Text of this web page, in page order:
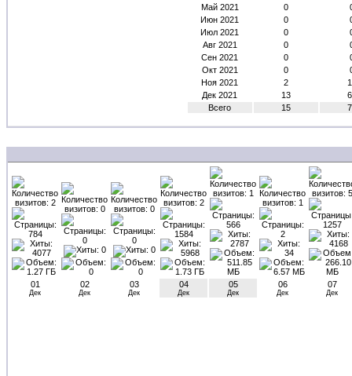
Май 2021
0
Июн 2021
0
Июл 2021
0
Авг 2021
0
Сен 2021
0
Окт 2021
0
Ноя 2021
2
Дек 2021
13
Всего
15
01
Дек
02
Дек
03
Дек
04
Дек
05
Дек
06
Дек
07
Дек